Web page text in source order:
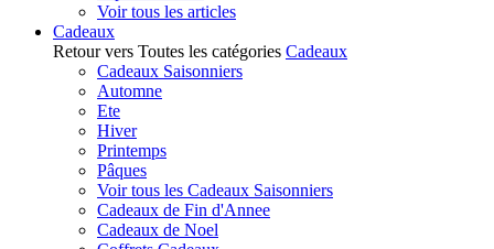
Voir tous les articles
Cadeaux
Retour vers Toutes les catégories Cadeaux
Cadeaux Saisonniers
Automne
Ete
Hiver
Printemps
Pâques
Voir tous les Cadeaux Saisonniers
Cadeaux de Fin d'Annee
Cadeaux de Noel